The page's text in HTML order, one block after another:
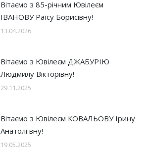
Вітаємо з 85-річним Ювілеєм
ІВАНОВУ Раїсу Борисівну!
13.04.2026
Вітаємо з Ювілеєм ДЖАБУРІЮ
Людмилу Вікторівну!
29.11.2025
Вітаємо з Ювілеєм КОВАЛЬОВУ Ірину
Анатоліївну!
19.05.2025